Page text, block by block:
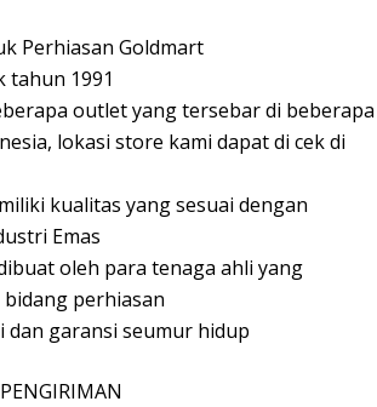
Perhiasan Goldmart
tahun 1991
outlet yang tersebar di beberapa
lokasi store kami dapat di cek di
kualitas yang sesuai dengan
Emas
oleh para tenaga ahli yang
perhiasan
dan garansi seumur hidup